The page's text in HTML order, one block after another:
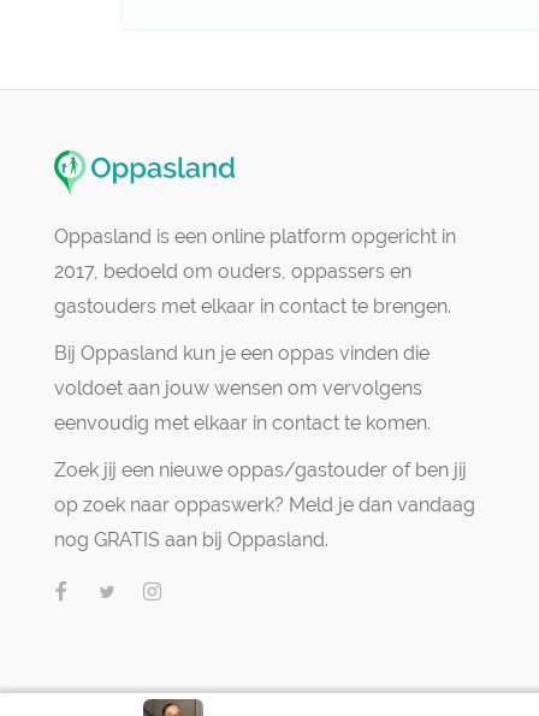
Oppasland is een online platform opgericht in
2017, bedoeld om ouders, oppassers en
gastouders met elkaar in contact te brengen.
Bij Oppasland kun je een oppas vinden die
voldoet aan jouw wensen om vervolgens
eenvoudig met elkaar in contact te komen.
Zoek jij een nieuwe oppas/gastouder of ben jij
op zoek naar oppaswerk? Meld je dan vandaag
nog GRATIS aan bij Oppasland.